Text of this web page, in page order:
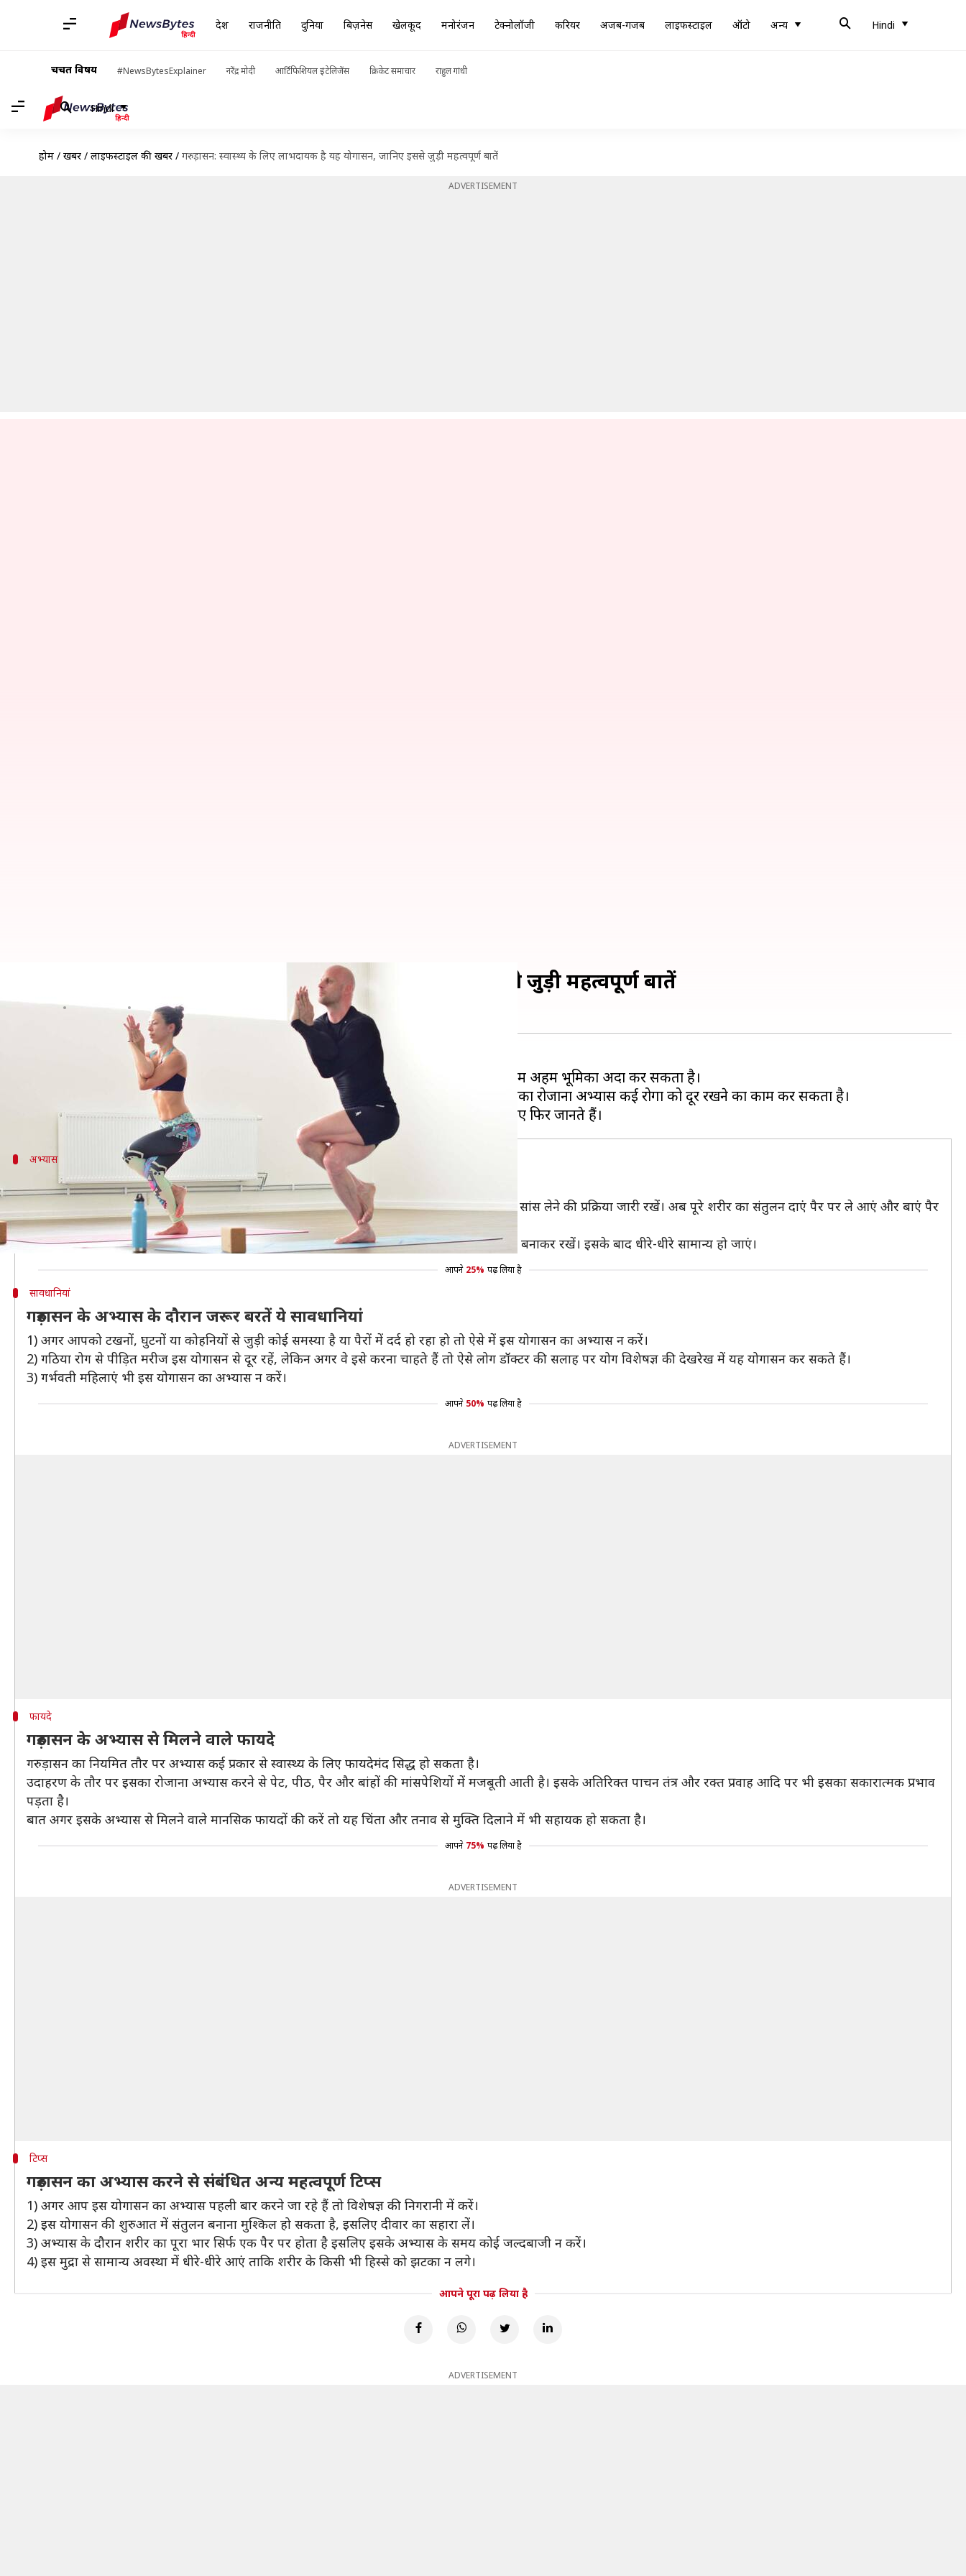
देश राजनीति दुनिया बिज़नेस खेलकूद मनोरंजन टेक्नोलॉजी करियर अजब-गजब लाइफस्टाइल ऑटो अन्य Hindi
चर्चित विषय #NewsBytesExplainer नरेंद्र मोदी आर्टिफिशियल इंटेलिजेंस क्रिकेट समाचार राहुल गांधी
Hindi
होम / खबरें / लाइफस्टाइल की खबरें / गरुड़ासन: स्वास्थ्य के लिए लाभदायक है यह योगासन, जानिए इससे जुड़ी महत्वपूर्ण बातें
ADVERTISEMENT
गरुड़ासन: स्वास्थ्य के लिए लाभदायक है यह योगासन, जानिए इससे जुड़ी महत्वपूर्ण बातें
Nov 24, 2020 10:52 pm
इस बात में कोई दो राय नहीं है कि नियमित तौर पर किया जाने वाला योगाभ्यास आपको स्वस्थ रखने में अहम भूमिका अदा कर सकता है।
कुछ योगासन ऐसे हैं जिनका नाम आपने शायद ही कभी सुना हो। ऐसा ही एक योग गरुड़ासन है जिसका रोजाना अभ्यास कई रोगों को दूर रखने का काम कर सकता है।
अभ्यास
गरुड़ासन के अभ्यास का तरीका
सबसे पहले जमीन पर योग मैट बिछाकर ताड़ासन यानी सीधे खड़े हो जाएं। इस दौरान आप सामान्य रूप से सांस लेने की प्रक्रिया जारी रखें। अब पूरे शरीर का संतुलन दाएं पैर पर ले आएं और बाएं पैर
को घुटने की पीछे हिस्से के ऊपर ले जाएं।
फिर अपनी दोनों बाजुओं को कोहनी से मोड़ते हुए क्रास बना लें और इस मुद्रा में जितनी देर हो सके खुद को बनाकर रखें। इसके बाद धीरे-धीरे सामान्य हो जाएं।
आपने 25% पढ़ लिया है
सावधानियां
गरुड़ासन के अभ्यास के दौरान जरूर बरतें ये सावधानियां
1) अगर आपको टखनों, घुटनों या कोहनियों से जुड़ी कोई समस्या है या पैरों में दर्द हो रहा हो तो ऐसे में इस योगासन का अभ्यास न करें।
2) गठिया रोग से पीड़ित मरीज इस योगासन से दूर रहें, लेकिन अगर वे इसे करना चाहते हैं तो ऐसे लोग डॉक्टर की सलाह पर योग विशेषज्ञ की देखरेख में यह योगासन कर सकते हैं।
3) गर्भवती महिलाएं भी इस योगासन का अभ्यास न करें।
आपने 50% पढ़ लिया है
ADVERTISEMENT
फायदे
गरुड़ासन के अभ्यास से मिलने वाले फायदे
गरुड़ासन का नियमित तौर पर अभ्यास कई प्रकार से स्वास्थ्य के लिए फायदेमंद सिद्ध हो सकता है।
उदाहरण के तौर पर इसका रोजाना अभ्यास करने से पेट, पीठ, पैर और बांहों की मांसपेशियों में मजबूती आती है। इसके अतिरिक्त पाचन तंत्र और रक्त प्रवाह आदि पर भी इसका सकारात्मक प्रभाव
पड़ता है।
बात अगर इसके अभ्यास से मिलने वाले मानसिक फायदों की करें तो यह चिंता और तनाव से मुक्ति दिलाने में भी सहायक हो सकता है।
आपने 75% पढ़ लिया है
ADVERTISEMENT
टिप्स
गरुड़ासन का अभ्यास करने से संबंधित अन्य महत्वपूर्ण टिप्स
1) अगर आप इस योगासन का अभ्यास पहली बार करने जा रहे हैं तो विशेषज्ञ की निगरानी में करें।
2) इस योगासन की शुरुआत में संतुलन बनाना मुश्किल हो सकता है, इसलिए दीवार का सहारा लें।
3) अभ्यास के दौरान शरीर का पूरा भार सिर्फ एक पैर पर होता है इसलिए इसके अभ्यास के समय कोई जल्दबाजी न करें।
4) इस मुद्रा से सामान्य अवस्था में धीरे-धीरे आएं ताकि शरीर के किसी भी हिस्से को झटका न लगे।
आपने पूरा पढ़ लिया है
ADVERTISEMENT